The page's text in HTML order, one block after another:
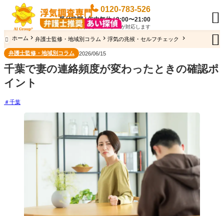
0120-783-526
受付時間 / 年中無休 / 9:00〜21:00
専門のオペレーターが対応します


 ホーム 弁護士監修・地域別コラム 浮気の兆候・セルフチェック
弁護士監修・地域別コラム 2026/06/15
千葉で妻の連絡頻度が変わったときの確認ポ
イント
千葉